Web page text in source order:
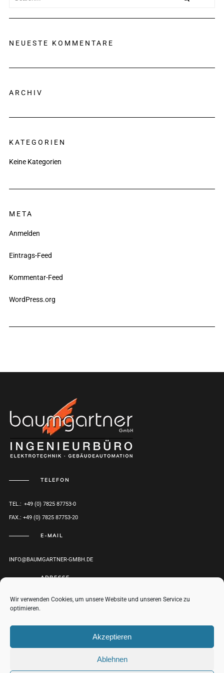
Wir verwenden Cookies, um unsere Website und unseren Service zu
optimieren.
Akzeptieren
Ablehnen
NEUESTE KOMMENTARE
ARCHIV
KATEGORIEN
Keine Kategorien
META
Anmelden
Eintrags-Feed
Kommentar-Feed
WordPress.org
TELEFON
TEL.: +49 (0) 7825 87753-0
FAX.: +49 (0) 7825 87753-20
E-MAIL
INFO@BAUMGARTNER-GMBH.DE
ADRESSE
HERRENWEG 1
D-77971 KIPPENHEIM
ROUTENPLANER